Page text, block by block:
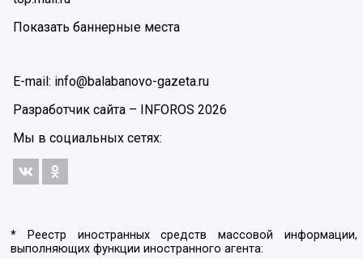
Показать баннерные места
E-mail: info@balabanovo-gazeta.ru
Разработчик сайта –
INFOROS 2026
Мы в социальных сетях:
* Реестр иностранных средств массовой информации,
выполняющих функции иностранного агента: